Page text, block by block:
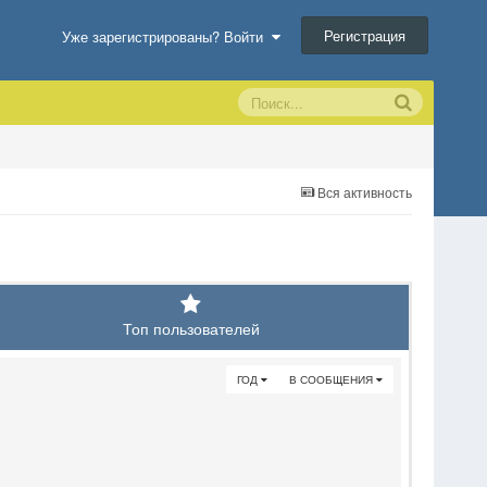
Уже зарегистрированы? Войти Регистрация
Вся активность
Топ пользователей
В СООБЩЕНИЯ
ГОД